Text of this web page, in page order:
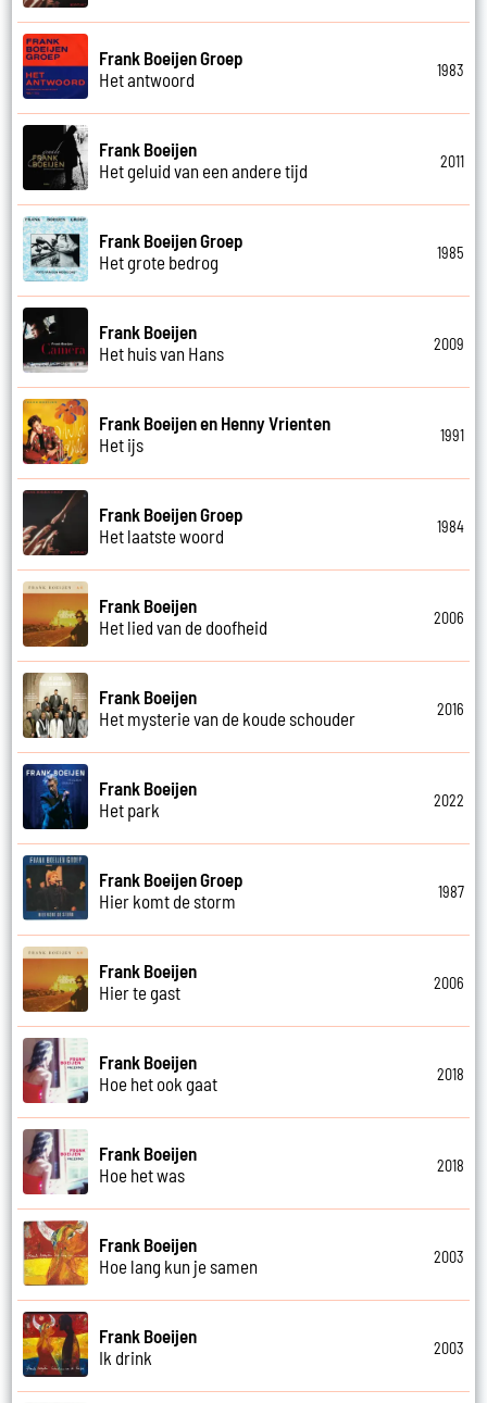
Frank Boeijen Groep
Het antwoord
1983
Frank Boeijen
Het geluid van een andere tijd
2011
Frank Boeijen Groep
Het grote bedrog
1985
Frank Boeijen
Het huis van Hans
2009
Frank Boeijen en Henny Vrienten
Het ijs
1991
Frank Boeijen Groep
Het laatste woord
1984
Frank Boeijen
Het lied van de doofheid
2006
Frank Boeijen
Het mysterie van de koude schouder
2016
Frank Boeijen
Het park
2022
Frank Boeijen Groep
Hier komt de storm
1987
Frank Boeijen
Hier te gast
2006
Frank Boeijen
Hoe het ook gaat
2018
Frank Boeijen
Hoe het was
2018
Frank Boeijen
Hoe lang kun je samen
2003
Frank Boeijen
Ik drink
2003